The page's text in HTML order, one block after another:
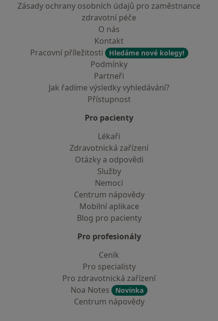
Zásady ochrany osobních údajů pro zaměstnance
zdravotní péče
O nás
Kontakt
Pracovní příležitosti
Hledáme nové kolegy!
Podmínky
Partneři
Jak řadíme výsledky vyhledávání?
Přístupnost
Pro pacienty
Lékaři
Zdravotnická zařízení
Otázky a odpovědi
Služby
Nemoci
Centrum nápovědy
Mobilní aplikace
Blog pro pacienty
Pro profesionály
Ceník
Pro specialisty
Pro zdravotnická zařízení
Noa Notes
Novinka
Centrum nápovědy